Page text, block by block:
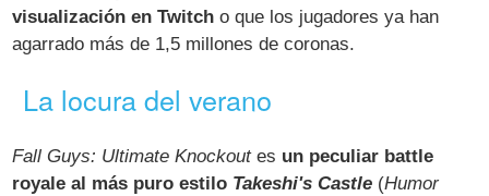
visualización en Twitch o que los jugadores ya han
agarrado más de 1,5 millones de coronas.
La locura del verano
Fall Guys: Ultimate Knockoutes un peculiar battle
royale al más puro estilo Takeshi's Castle (Humor